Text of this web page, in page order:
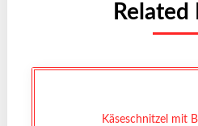
Related
Käseschnitzel mit